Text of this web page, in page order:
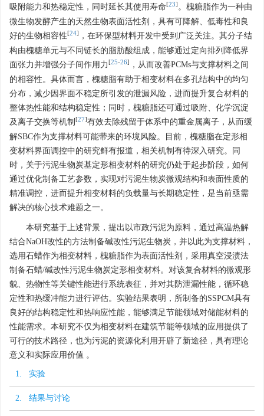
吸附能力和热稳定性，同时延长其使用寿命[23] 。槐糖脂作为一种由
微生物发酵产生的天然生物表面活性剂，具有可降解、低毒性和良
好的生物相容性[24]
，在环保型材料开发中受到广泛关注。其分子结
构由槐糖单元与不同链长的脂肪酸组成，能够通过定向排列降低界
面张力并增强分子间作用力 [25-26]
，从而改善PCMs与支撑材料之间
的相容性。具体而言，槐糖脂有助于相变材料在多孔结构中的均匀
分布，减少因界面不稳定所引发的泄漏风险，进而提升复合材料的
整体热性能和结构稳定性；同时，槐糖脂还可通过吸附、化学沉淀
及离子交换等机制 [27]有效去除残留于体系中的重金属离子，从而缓
解SBC作为支撑材料可能带来的环境风险。目前，槐糖脂在定形相
变材料界面调控中的研究鲜有报道，相关机制有待深入研究。同
时，关于污泥生物炭基定形相变材料的研究仍处于起步阶段，如何
通过优化制备工艺参数，实现对污泥生物炭微观结构和表面性质的
精准调控，进而提升相变材料的负载量与长期稳定性，是当前亟需
解决的核心技术难题之一。
本研究基于上述背景，提出以市政污泥为原料，通过高温热解
结合NaOH改性的方法制备碱改性污泥生物炭，并以此为支撑材料，
选用石蜡作为相变材料，槐糖脂作为表面活性剂，采用真空浸渍法
制备石蜡/碱改性污泥生物炭定形相变材料。对该复合材料的微观形
貌、热物性等关键性能进行系统表征，并对其防泄漏性能，循环稳
定性和热缓冲能力进行评估。实验结果表明，所制备的SSPCM具有
良好的结构稳定性和热响应性能，能够满足节能领域对储能材料的
性能需求。本研究不仅为相变材料在建筑节能等领域的应用提供了
可行的技术路径，也为污泥的资源化利用开辟了新途径，具有理论
意义和实际应用价值 。
1. 实验
2. 结果与讨论